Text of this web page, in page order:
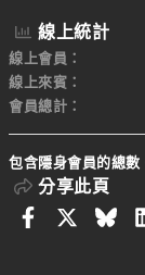
線上統計
線上會員
線上來賓
會員總計
包含隱身會員的總數
分享此頁
Facebook